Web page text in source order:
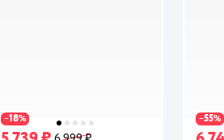
−18% −55%